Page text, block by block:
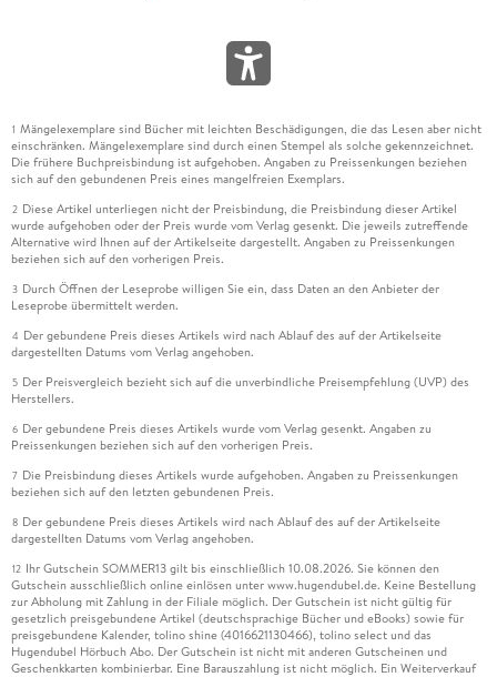
1 Mängelexemplare sind Bücher mit leichten Beschädigungen, die das Lesen aber nicht
einschränken. Mängelexemplare sind durch einen Stempel als solche gekennzeichnet.
Die frühere Buchpreisbindung ist aufgehoben. Angaben zu Preissenkungen beziehen
sich auf den gebundenen Preis eines mangelfreien Exemplars.
2 Diese Artikel unterliegen nicht der Preisbindung, die Preisbindung dieser Artikel
wurde aufgehoben oder der Preis wurde vom Verlag gesenkt. Die jeweils zutreffende
Alternative wird Ihnen auf der Artikelseite dargestellt. Angaben zu Preissenkungen
beziehen sich auf den vorherigen Preis.
3 Durch Öffnen der Leseprobe willigen Sie ein, dass Daten an den Anbieter der
Leseprobe übermittelt werden.
4 Der gebundene Preis dieses Artikels wird nach Ablauf des auf der Artikelseite
dargestellten Datums vom Verlag angehoben.
5 Der Preisvergleich bezieht sich auf die unverbindliche Preisempfehlung (UVP) des
Herstellers.
6 Der gebundene Preis dieses Artikels wurde vom Verlag gesenkt. Angaben zu
Preissenkungen beziehen sich auf den vorherigen Preis.
7 Die Preisbindung dieses Artikels wurde aufgehoben. Angaben zu Preissenkungen
beziehen sich auf den letzten gebundenen Preis.
8 Der gebundene Preis dieses Artikels wird nach Ablauf des auf der Artikelseite
dargestellten Datums vom Verlag angehoben.
12 Ihr Gutschein SOMMER13 gilt bis einschließlich 10.08.2026. Sie können den
Gutschein ausschließlich online einlösen unter www.hugendubel.de. Keine Bestellung
zur Abholung mit Zahlung in der Filiale möglich. Der Gutschein ist nicht gültig für
gesetzlich preisgebundene Artikel (deutschsprachige Bücher und eBooks) sowie für
preisgebundene Kalender, tolino shine (4016621130466), tolino select und das
Hugendubel Hörbuch Abo. Der Gutschein ist nicht mit anderen Gutscheinen und
Geschenkkarten kombinierbar. Eine Barauszahlung ist nicht möglich. Ein Weiterverkauf